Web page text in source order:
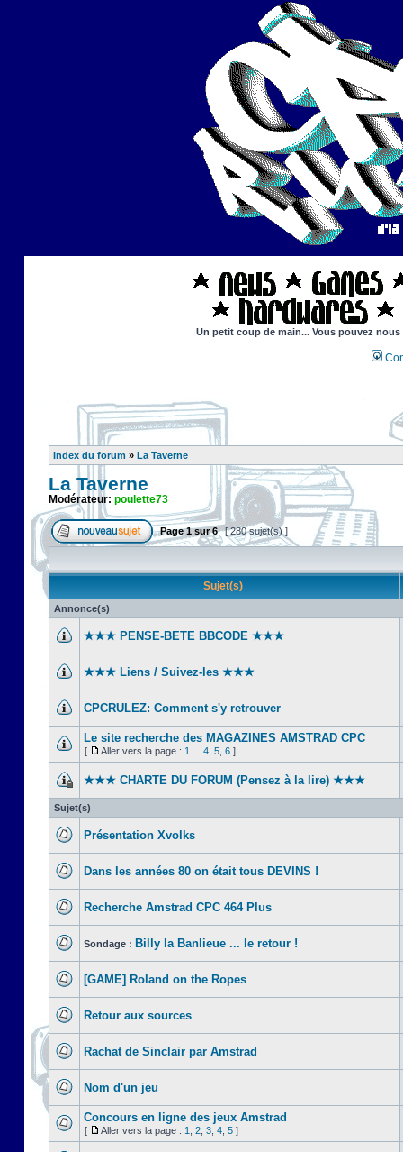
Un petit coup de main... Vous pouvez
Index du forum » La Taverne
La Taverne
Modérateur: poulette73
Page1sur6 [ 280 sujet(s) ]
Sujet(s)
Annonce(s)
★★★ PENSE-BETE BBCODE ★★★
★★★ Liens / Suivez-les ★★★
CPCRULEZ: Comment s'y retrouver‎
Le site recherche des MAGAZINES AMSTRAD CPC
[ Aller vers la page : 1 4 5 6 ]
★★★ CHARTE DU FORUM (Pensez à la lire) ★★★
Sujet(s)
Présentation Xvolks
Dans les années 80 on était tous DEVINS !
Recherche Amstrad CPC 464 Plus
Sondage : Billy la Banlieue ... le retour !
[GAME] Roland on the Ropes
Retour aux sources
Rachat de Sinclair par Amstrad
Nom d'un jeu
Concours en ligne des jeux Amstrad
[ Aller vers la page : 1 2 3 4 5 ]